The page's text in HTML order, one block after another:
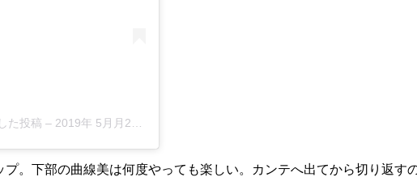
た投稿 – 2019年 5月月25日午前10時46分PDT
。下部の曲線美は何度やっても楽しい。カンテへ出てから切り返